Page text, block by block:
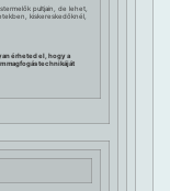
pultjain, de lehet,
kiskereskedőknél,
érheted el, hogy a
magfogás technikáját